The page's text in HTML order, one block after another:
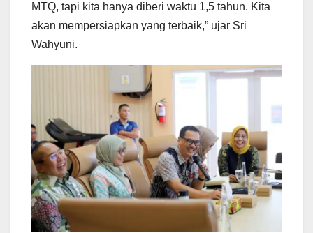
MTQ, tapi kita hanya diberi waktu 1,5 tahun. Kita
akan mempersiapkan yang terbaik,” ujar Sri
Wahyuni.